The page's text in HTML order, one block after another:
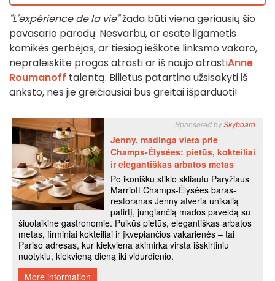
"L'expérience de la vie"žada būti viena geriausių šio
pavasario parodų. Nesvarbu, ar esate ilgametis
komikės gerbėjas, ar tiesiog ieškote linksmo vakaro,
nepraleiskite progos atrasti ar iš naujo atrastiAnne
Roumanoff talentą. Bilietus patartina užsisakyti iš
anksto, nes jie greičiausiai bus greitai išparduoti!